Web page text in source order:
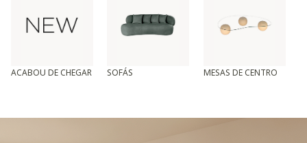
ACABOU DE CHEGAR SOFÁS MESAS DE CENTRO